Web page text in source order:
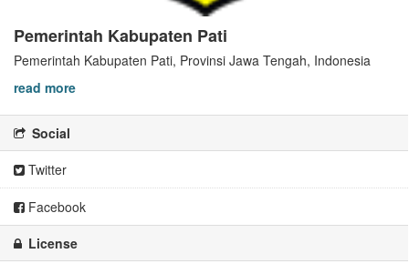
Pemerintah Kabupaten Pati
Pemerintah Kabupaten Pati, Provinsi Jawa Tengah, Indonesia
read more
Social
Twitter
Facebook
License